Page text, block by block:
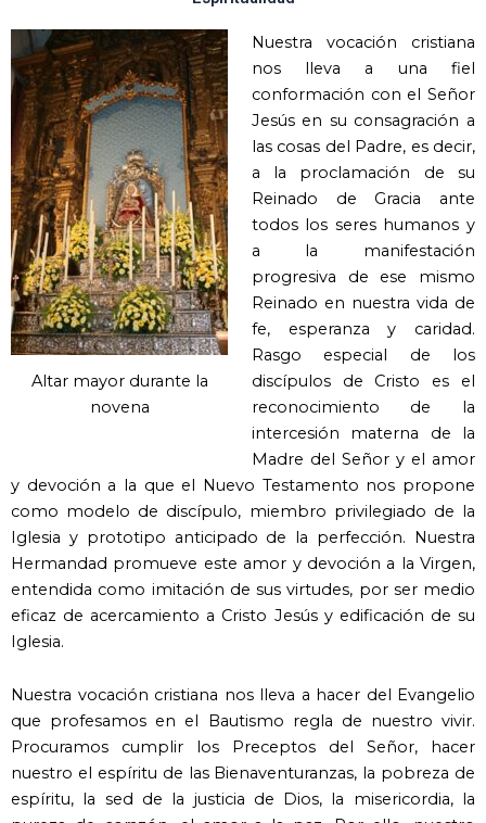
Altar mayor durante la
novena
Nuestra vocación cristiana
nos lleva a una fiel
conformación con el Señor
Jesús en su consagración a
las cosas del Padre, es decir,
a la proclamación de su
Reinado de Gracia ante
todos los seres humanos y
a la manifestación
progresiva de ese mismo
Reinado en nuestra vida de
fe, esperanza y caridad.
Rasgo especial de los
discípulos de Cristo es el
reconocimiento de la
intercesión materna de la
Madre del Señor y el amor
y devoción a la que el Nuevo Testamento nos propone
como modelo de discípulo, miembro privilegiado de la
Iglesia y prototipo anticipado de la perfección. Nuestra
Hermandad promueve este amor y devoción a la Virgen,
entendida como imitación de sus virtudes, por ser medio
eficaz de acercamiento a Cristo Jesús y edificación de su
Iglesia.
Nuestra vocación cristiana nos lleva a hacer del Evangelio
que profesamos en el Bautismo regla de nuestro vivir.
Procuramos cumplir los Preceptos del Señor, hacer
nuestro el espíritu de las Bienaventuranzas, la pobreza de
espíritu, la sed de la justicia de Dios, la misericordia, la